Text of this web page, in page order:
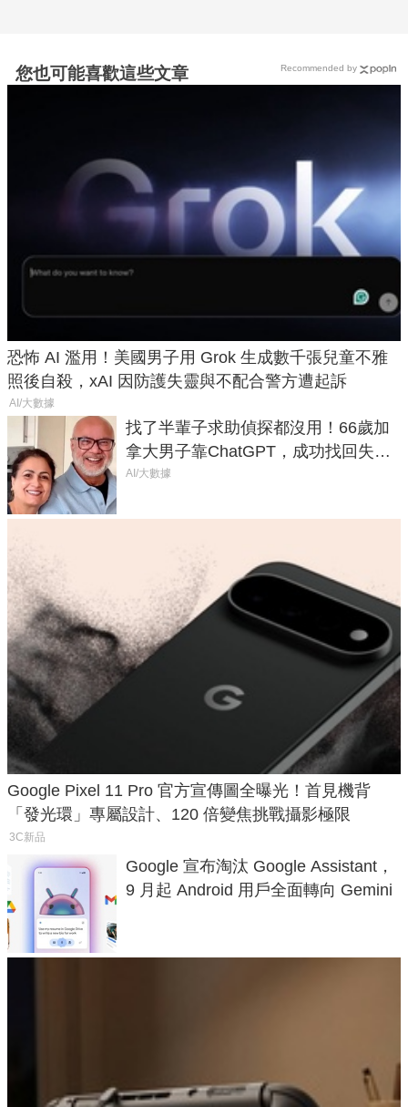
您也可能喜歡這些文章
恐怖 AI 濫用！美國男子用 Grok 生成數千張兒童不雅
照後自殺，xAI 因防護失靈與不配合警方遭起訴
AI/大數據
找了半輩子求助偵探都沒用！66歲加
拿大男子靠ChatGPT，成功找回失散
50年家人
AI/大數據
Google Pixel 11 Pro 官方宣傳圖全曝光！首見機背
「發光環」專屬設計、120 倍變焦挑戰攝影極限
3C新品
Google 宣布淘汰 Google Assistant，
9 月起 Android 用戶全面轉向 Gemini
Recommended by